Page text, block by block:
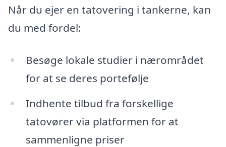
Når du ejer en tatovering i tankerne, kan
du med fordel:
Besøge lokale studier i nærområdet
for at se deres portefølje
Indhente tilbud fra forskellige
tatovører via platformen for at
sammenligne priser